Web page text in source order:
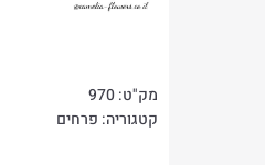
מק"ט:970
קטגוריה: פרחים